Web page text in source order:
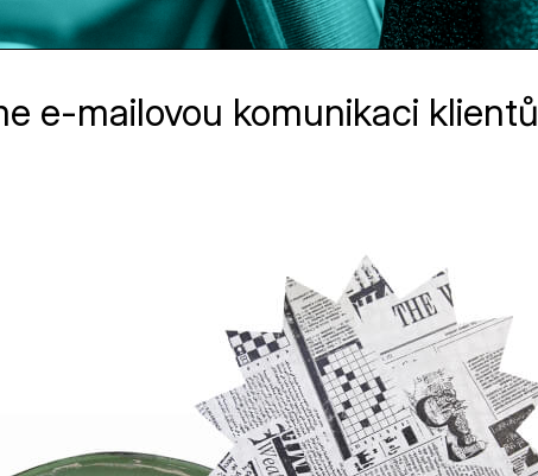
e-mailovou komunikaci klientů